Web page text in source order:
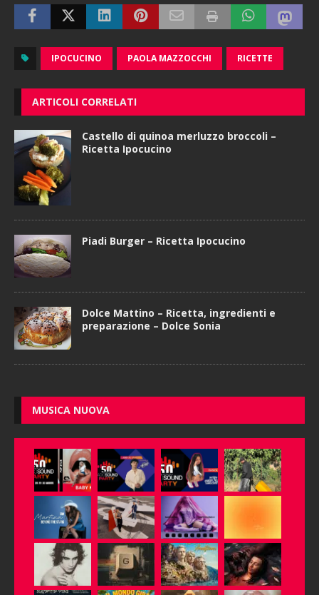
IPOCUCINO PAOLA MAZZOCCHI RICETTE
ARTICOLI CORRELATI
Castello di quinoa merluzzo broccoli –
Ricetta Ipocucino
Piadi Burger – Ricetta Ipocucino
Dolce Mattino – Ricetta, ingredienti e
preparazione – Dolce Sonia
MUSICA NUOVA